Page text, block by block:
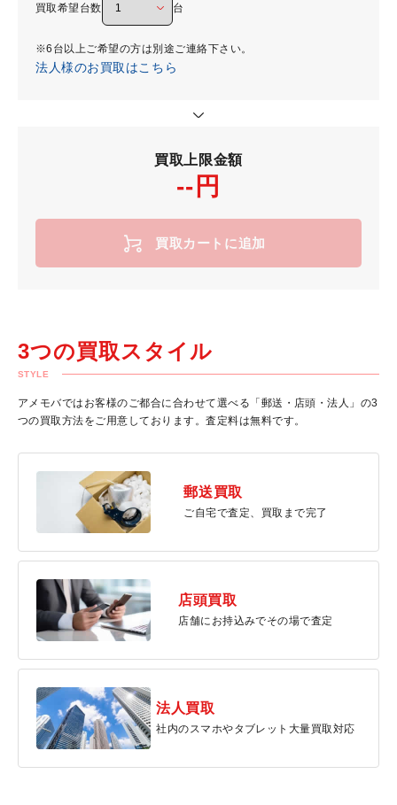
買取希望台数 台
※6台以上ご希望の方は別途ご連絡下さい。
法人様のお買取はこちら
買取上限金額
--円
買取カートに追加
3つの買取スタイル
STYLE
アメモバではお客様のご都合に合わせて選べる「郵送・店頭・法人」の3
つの買取方法をご用意しております。査定料は無料です。
郵送買取
ご自宅で査定、買取まで完了
店頭買取
店舗にお持込みでその場で査定
法人買取
社内のスマホやタブレット大量買取対応